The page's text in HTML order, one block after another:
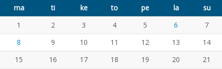
ma ti ke to pe la
su
1
2 3 4 5 6
7
8
9 10 11 12 13
14
15
16 17 18 19 20
21